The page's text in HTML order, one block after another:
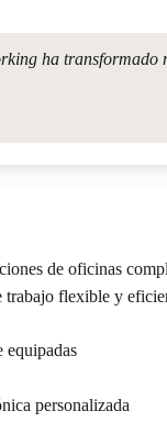
ha transformado
de oficinas
trabajo flexible y
equipadas
personalizada